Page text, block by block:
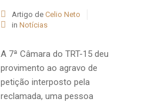
Artigo de Celio Neto
in Notícias
A 7ª Câmara do TRT-15 deu
provimento ao agravo de
petição interposto pela
reclamada, uma pessoa